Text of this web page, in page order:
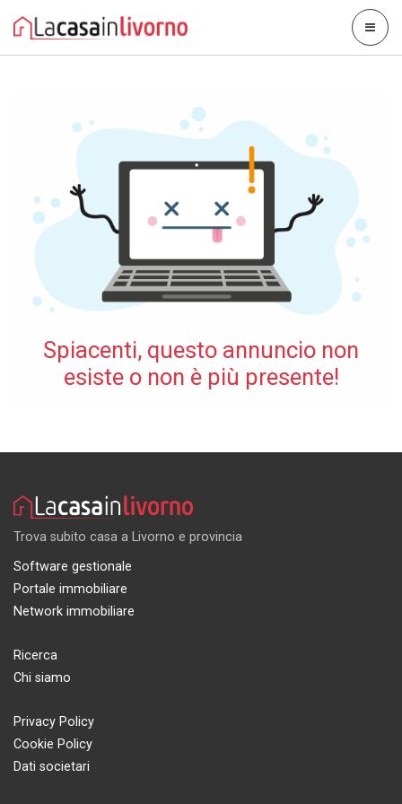
Spiacenti, questo annuncio non
esiste o non è più presente!
Trova subito casa a Livorno e provincia
Software gestionale
Portale immobiliare
Network immobiliare
Ricerca
Chi siamo
Privacy Policy
Cookie Policy
Dati societari